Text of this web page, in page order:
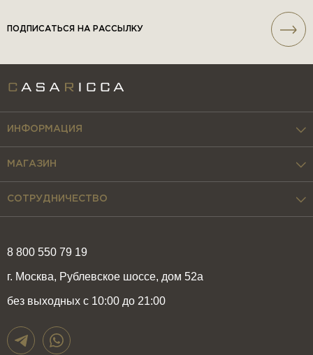
ПОДПИСАТЬСЯ НА РАССЫЛКУ
8 800 550 79 19
г. Москва, Рублевское шоссе, дом 52а
без выходных с 10:00 до 21:00
ИНФОРМАЦИЯ
МАГАЗИН
СОТРУДНИЧЕСТВО